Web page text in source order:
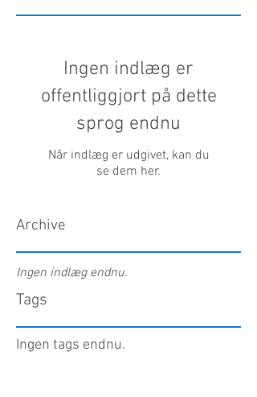
Ingen indlæg er
offentliggjort på dette
sprog endnu
Når indlæg er udgivet, kan du
se dem her.
Archive
Ingen indlæg endnu.
Tags
Ingen tags endnu.